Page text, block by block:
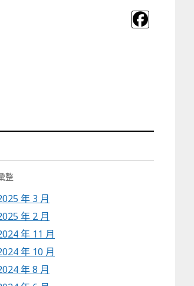
整
年 3 月
年 2 月
年 11 月
年 10 月
年 8 月